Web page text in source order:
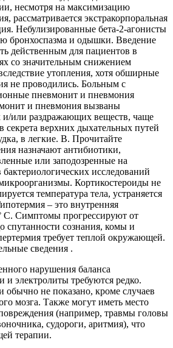
несмотря на максимизацию
рассматривается экстракорпоральная
Небулизированные бета-2-агонисты
бронхоспазма и одышки. Введение
действенным для пациентов в
со значительным снижением
утопления, хотя обширные
не проводились. Больным с
пневмонит и пневмония
и пневмония вызваны
или раздражающих веществ, чаще
секрета верхних дыхательных путей
в легкие. В. Прочитайте
назначают антибиотики,
или заподозренные на
бактериологических исследований
Кортикостероиды не
температура тела, устраняется
– это внутренняя
C. Симптомы прогрессируют от
спутанности сознания, комы и
требует теплой окружающей.
сведения .
нарушения баланса
и электролиты требуются редко.
обычно не показано, кроме случаев
мозга. Также могут иметь место
(например, травмы головы
судороги, аритмия), что
терапии.